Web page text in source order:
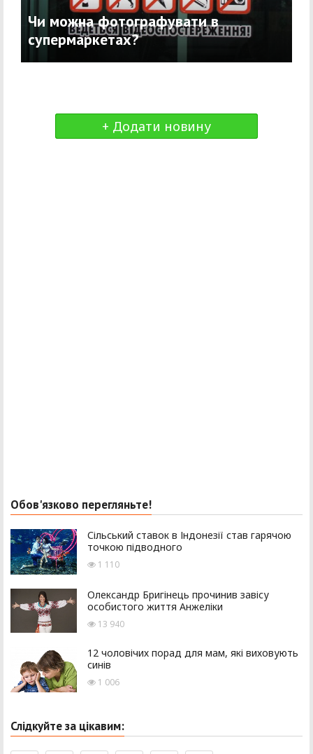
Чи можна фотографувати в
супермаркетах?
+ Додати новину
Обов'язково перегляньте!
Сільський ставок в Індонезії став гарячою
точкою підводного
1 110
Олександр Бригінець прочинив завісу
особистого життя Анжеліки
13 940
12 чоловічих порад для мам, які виховують
синів
1 006
Слідкуйте за цікавим: